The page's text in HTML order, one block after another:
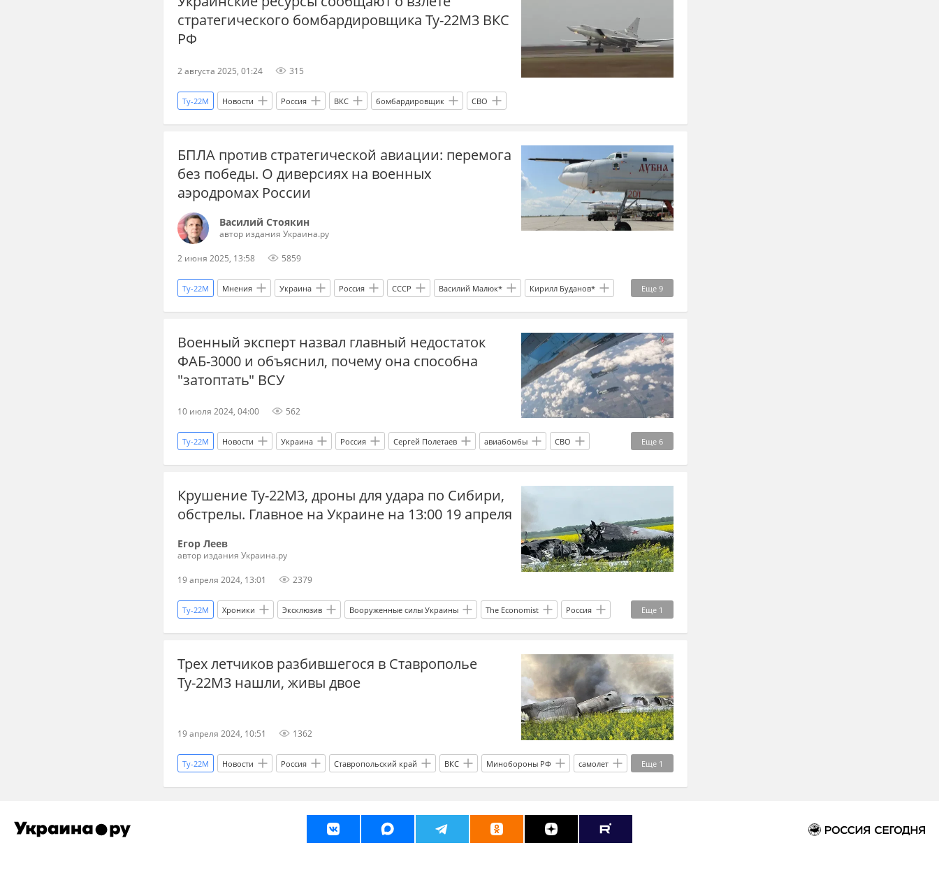
стратегического бомбардировщика Ту-22М3 ВКС
РФ
2 августа 2025, 01:24 315
Ту-22М Новости Россия ВКС бомбардировщик СВО
БПЛА против стратегической авиации: перемога
без победы. О диверсиях на военных
аэродромах России
Василий Стоякин
автор издания Украина.ру
2 июня 2025, 13:58 5859
Еще 9
Ту-22М Мнения Украина Россия СССР Василий Малюк* Кирилл Буданов*
Владимир Зеленский СБУ НАТО ВСУ БПЛА дроны
Дальняя авиация России авиация бомбардировщик
Военный эксперт назвал главный недостаток
ФАБ-3000 и объяснил, почему она способна
"затоптать" ВСУ
10 июля 2024, 04:00 562
Еще 6
Ту-22М Новости Украина Россия Сергей Полетаев авиабомбы СВО
Су-34 авиация самолет ВСУ Спецоперация бомба
Крушение Ту-22М3, дроны для удара по Сибири,
обстрелы. Главное на Украине на 13:00 19 апреля
Егор Леев
автор издания Украина.ру
19 апреля 2024, 13:01 2379
Еще 1
Ту-22М Хроники Эксклюзив Вооруженные силы Украины The Economist Россия
Украина
Трех летчиков разбившегося в Ставрополье
Ту-22М3 нашли, живы двое
19 апреля 2024, 10:51 1362
Еще 1
Ту-22М Новости Россия Ставропольский край ВКС Минобороны РФ самолет
летчики